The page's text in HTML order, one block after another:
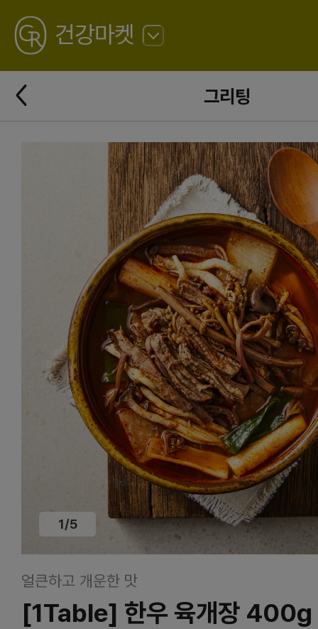
GREATING
건강마켓
로
그리팅
뒤
로
가
1/5
얼큰하고 개운한 맛
[1Table] 한우 육개장 400g